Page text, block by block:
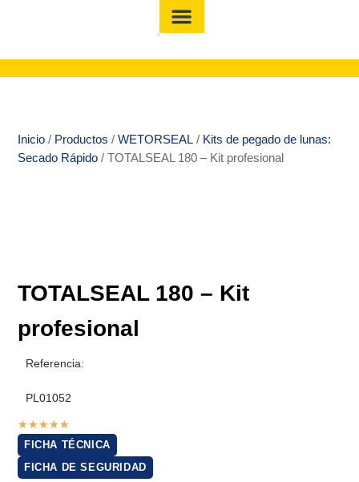
Inicio / Productos / WETORSEAL / Kits de pegado de lunas:
Secado Rápido / TOTALSEAL 180 – Kit profesional
TOTALSEAL 180 – Kit
profesional
Referencia:
PL01052
★★★★★
FICHA TÉCNICA
FICHA DE SEGURIDAD